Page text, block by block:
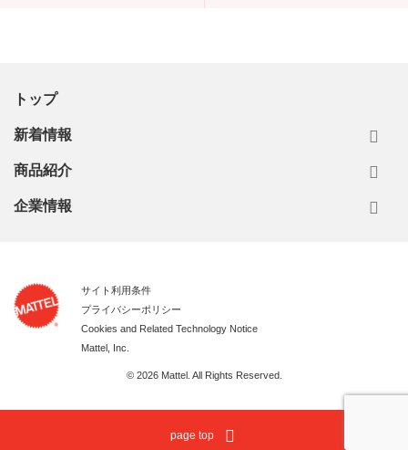
トップ
新着情報
商品紹介
企業情報
サイト利用条件
プライバシーポリシー
Cookies and Related Technology Notice
Mattel, Inc.
© 2026 Mattel. All Rights Reserved.
page top